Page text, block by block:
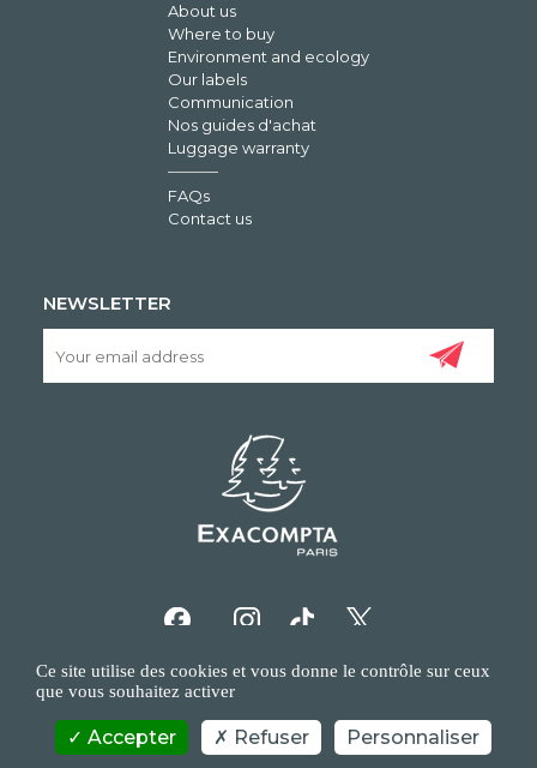
About us
Where to buy
Environment and ecology
Our labels
Communication
Nos guides d'achat
Luggage warranty
FAQs
Contact us
NEWSLETTER
COPYRIGHT/IP POLICY PERSONAL DATA POLICY CONTACT US
Ce site utilise des cookies et vous donne le contrôle sur ceux
que vous souhaitez activer
Accepter Refuser Personnaliser